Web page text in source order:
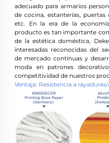
adecuado para armarios
de cocina, estanterías, puertas
etc. En la era de la
producto es tan importante
de la estética doméstica,
interesadas reconocidas del
de mercado continuas y
moda en patrones
competitividad de nuestros
Ventaja: Resistencia a